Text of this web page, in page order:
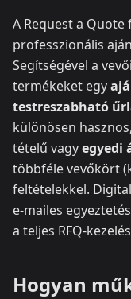
A Request a
professzionális
Segítségével a
termékeket egy
testreszabható
különösen
tételű vagyegyedi
többféle vevőkört
feltételekkel.
e-mailes
a teljes RFQ-
Hogyan